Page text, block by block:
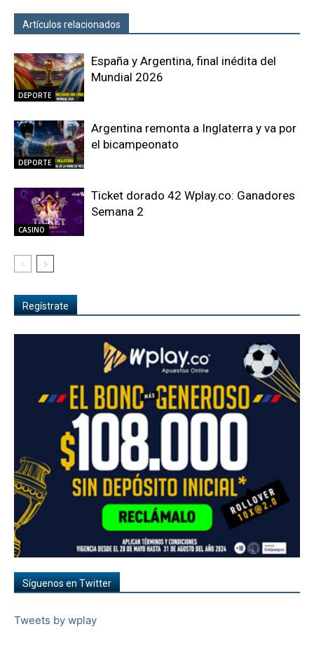
Artículos relacionados
DEPORTE
España y Argentina, final inédita del
Mundial 2026
DEPORTE
Argentina remonta a Inglaterra y va por
el bicampeonato
CASINO
Ticket dorado 42 Wplay.co: Ganadores
Semana 2
Regístrate
Síguenos en Twitter
Tweets by wplay